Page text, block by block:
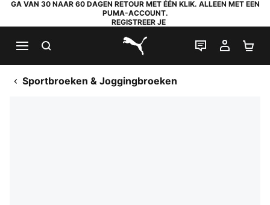
GA VAN 30 NAAR 60 DAGEN RETOUR MET ÉÉN KLIK. ALLEEN MET EEN
PUMA-ACCOUNT.
REGISTREER JE
PUMA.com
LIVE CHAT
MIJN
Sportbroeken & Joggingbroeken